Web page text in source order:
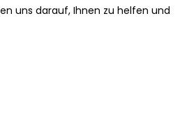
uns darauf, Ihnen zu helfen und